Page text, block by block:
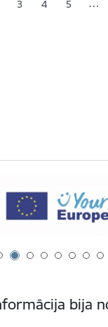
lapa
Lapa
3 Lapa
4 Lapa
5 …
bija